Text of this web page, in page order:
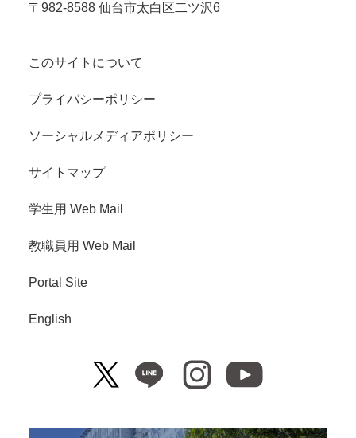
〒982-8588 仙台市太白区二ツ沢6
このサイトについて
プライバシーポリシー
ソーシャルメディアポリシー
サイトマップ
学生用 Web Mail
教職員用 Web Mail
Portal Site
English